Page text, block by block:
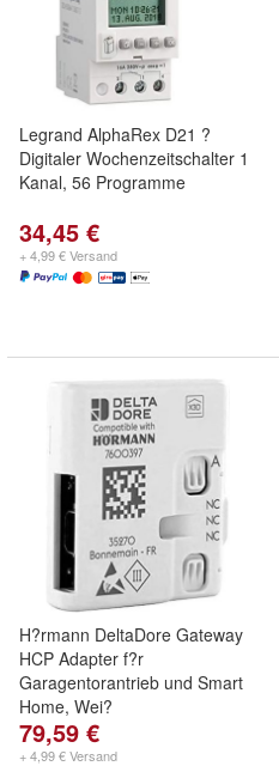
Legrand AlphaRex D21 ?
Digitaler Wochenzeitschalter 1
Kanal, 56 Programme
34,45 €
+ 4,99 € Versand
H?rmann DeltaDore Gateway
HCP Adapter f?r
Garagentorantrieb und Smart
Home, Wei?
79,59 €
+ 4,99 € Versand